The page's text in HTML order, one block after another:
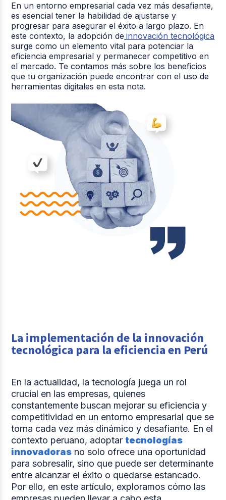
En un entorno empresarial cada vez más desafiante,
es esencial tener la habilidad de ajustarse y
progresar para asegurar el éxito a largo plazo. En
este contexto, la adopción de innovación tecnológica
surge como un elemento vital para potenciar la
eficiencia empresarial y permanecer competitivo en
el mercado. Te contamos más sobre los beneficios
que tu organización puede encontrar con el uso de
herramientas digitales en esta nota.
La implementación de la innovación
tecnológica para la eficiencia en Perú
En la actualidad, la tecnología juega un rol
crucial en las empresas, quienes
constantemente buscan mejorar su eficiencia y
competitividad en un entorno empresarial que se
torna cada vez más dinámico y desafiante. En el
contexto peruano, adoptar tecnologías
innovadoras no solo ofrece una oportunidad
para sobresalir, sino que puede ser determinante
entre alcanzar el éxito o quedarse estancado.
Por ello, en este artículo, exploramos cómo las